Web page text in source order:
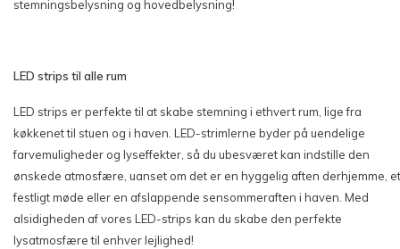
stemningsbelysning og hovedbelysning!
LED strips til alle rum
LED strips er perfekte til at skabe stemning i ethvert rum, lige fra
køkkenet til stuen og i haven. LED-strimlerne byder på uendelige
farvemuligheder og lyseffekter, så du ubesværet kan indstille den
ønskede atmosfære, uanset om det er en hyggelig aften derhjemme, et
festligt møde eller en afslappende sensommeraften i haven. Med
alsidigheden af vores LED-strips kan du skabe den perfekte
lysatmosfære til enhver lejlighed!